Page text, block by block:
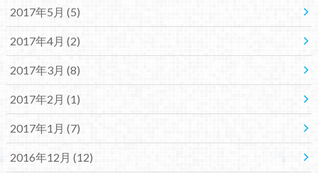
2017年5月 (5)
2017年4月 (2)
2017年3月 (8)
2017年2月 (1)
2017年1月 (7)
2016年12月 (12)